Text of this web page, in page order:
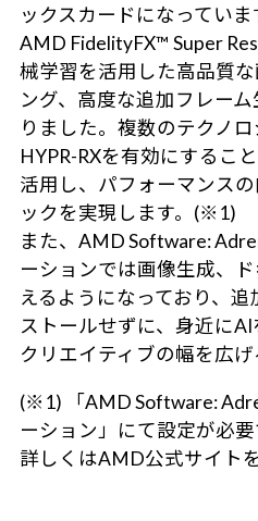
ックスカードになっていま
AMD FidelityFX™ Super
械学習を活用した高品質
ング、高度な追加フレー
りました。複数のテクノ
HYPR-RXを有効にするこ
活用し、パフォーマンス
ックを実現します。(※1)
また、AMD Software:
ーションでは画像生成、
えるようになっており、
ストールせずに、身近にAI
クリエイティブの幅を広げ
(※1) 「AMD Software:
ーション」にて設定が必要
詳しくはAMD公式サイト